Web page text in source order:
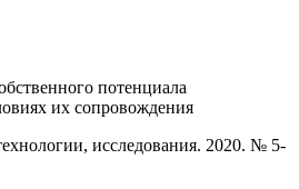
потенциала
их сопровождения
исследования. 2020. № 5-